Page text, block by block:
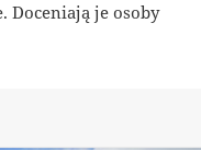
Doceniają je osoby